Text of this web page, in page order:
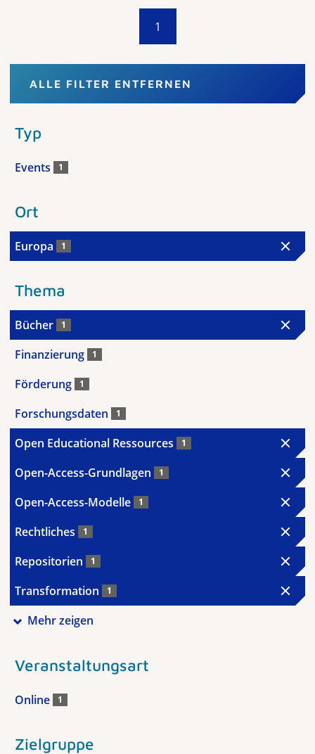
1
ALLE FILTER ENTFERNEN
Typ
Events 1
Ort
Europa 1
Thema
Bücher 1
Finanzierung 1
Förderung 1
Forschungsdaten 1
Open Educational Ressources 1
Open-Access-Grundlagen 1
Open-Access-Modelle 1
Rechtliches 1
Repositorien 1
Transformation 1
Mehr zeigen
Veranstaltungsart
Online 1
Zielgruppe